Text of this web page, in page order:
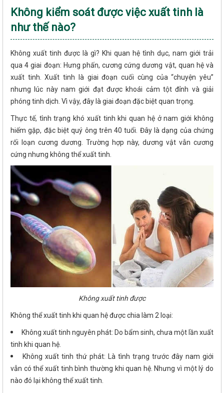
Không kiểm soát được việc xuất tinh là
như thế nào?
Không xuất tinh được là gì? Khi quan hệ tình dục, nam giới trải
qua 4 giai đoạn: Hưng phấn, cương cứng dương vật, quan hệ và
xuất tinh. Xuất tinh là giai đoạn cuối cùng của “chuyện yêu”
nhưng lúc này nam giới đạt được khoái cảm tột đỉnh và giải
phóng tinh dịch. Vì vậy, đây là giai đoạn đặc biệt quan trọng.
Thực tế, tình trạng khó xuất tinh khi quan hệ ở nam giới không
hiếm gặp, đặc biệt quý ông trên 40 tuổi. Đây là dạng của chứng
rối loạn cương dương. Trường hợp này, dương vật vẫn cương
cứng nhưng không thể xuất tinh.
Không xuất tinh được
Không thể xuất tinh khi quan hệ được chia làm 2 loại:
Không xuất tinh nguyên phát: Do bẩm sinh, chưa một lần xuất
tinh khi quan hệ.
Không xuất tinh thứ phát: Là tình trạng trước đây nam giới
vẫn có thể xuất tinh bình thường khi quan hệ. Nhưng vì một lý do
nào đó lại không thể xuất tinh.